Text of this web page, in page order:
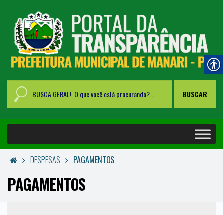
DESPESAS PAGAMENTOS
PAGAMENTOS